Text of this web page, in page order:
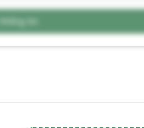
thông tin